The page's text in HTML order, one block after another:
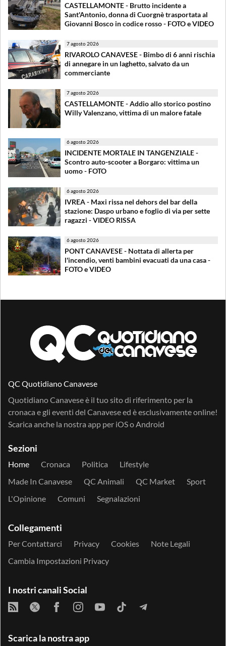
CASTELLAMONTE - Brutto incidente a
Sant'Antonio, donna di Cuorgnè trasportata al
Giovanni Bosco in codice rosso - FOTO e VIDEO
7 agosto 2026
RIVAROLO CANAVESE - Bimbo di 6 anni rischia
di annegare in un laghetto, salvato da un
commerciante
7 agosto 2026
CASTELLAMONTE - Addio allo storico postino
Willy Valenzano, vittima di un malore fatale
6 agosto 2026
INCIDENTE MORTALE IN TANGENZIALE -
Scontro auto-scooter a Borgaro: vittima un
uomo - FOTO
6 agosto 2026
IVREA - Maxi rissa nel dehors del bar della
stazione: Daspo urbano e foglio di via per sette
ragazzi - VIDEO RISSA
6 agosto 2026
PONT CANAVESE - Nottata di allerta per
l'incendio, venti bambini evacuati da una casa -
FOTO e VIDEO
QC Quotidiano Canavese
Quotidiano Canavese è il tuo sito di riferimento per la
cronaca e gli eventi del Canavese ed è esclusivamente online!
Scarica anche la nostra app per iOSo Android
Sezioni
Home Cronaca Politica
Lifestyle
Made In Canavese
QC Animali QC Market
Sport
L'Opinione
Comuni Segnalazioni
Collegamenti
Per Contattarci Privacy Cookies
Note Legali
Cambia Impostazioni Privacy
I nostri canali Social
Scarica la nostra app